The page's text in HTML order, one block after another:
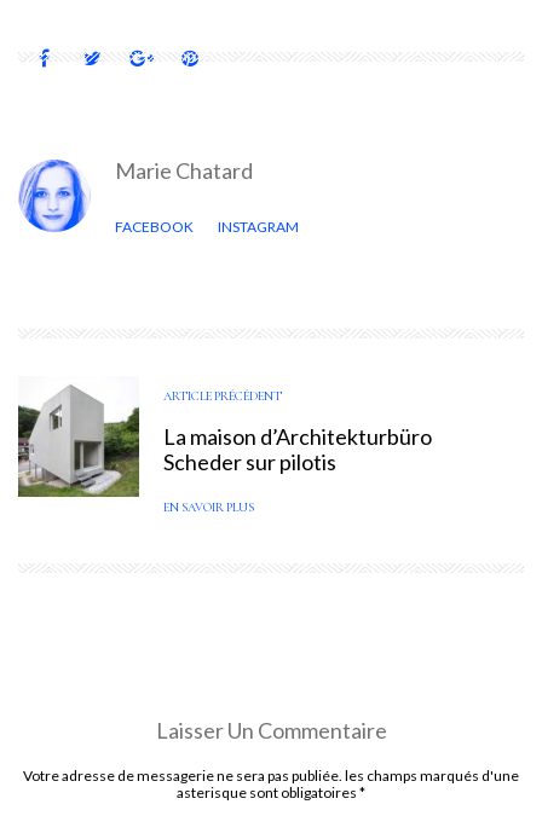
Marie Chatard
FACEBOOK INSTAGRAM
ARTICLE PRÉCÉDENT
La maison d’Architekturbüro
Scheder sur pilotis
EN SAVOIR PLUS
Laisser Un Commentaire
Votre adresse de messagerie ne sera pas publiée. les champs marqués d'une
asterisque sont obligatoires *